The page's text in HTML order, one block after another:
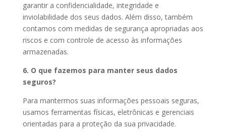
garantir a confidencialidade, integridade e
inviolabilidade dos seus dados. Além disso, também
contamos com medidas de segurança apropriadas aos
riscos e com controle de acesso às informações
armazenadas.
6. O que fazemos para manter seus dados
seguros?
Para mantermos suas informações pessoais seguras,
usamos ferramentas físicas, eletrônicas e gerenciais
orientadas para a proteção da sua privacidade.